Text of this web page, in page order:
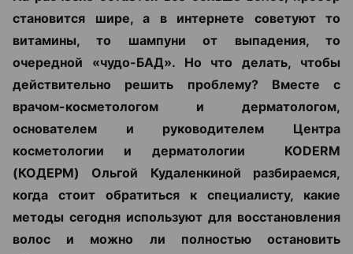
становится шире, а в интернете советуют то
витамины, то шампуни от выпадения, то
очередной «чудо-БАД». Но что делать, чтобы
действительно решить проблему? Вместе с
врачом-косметологом и дерматологом,
основателем и руководителем Центра
косметологии и дерматологии KODERM
(КОДЕРМ) Ольгой Кудаленкиной разбираемся,
когда стоит обратиться к специалисту, какие
методы сегодня используют для восстановления
волос и можно ли полностью остановить